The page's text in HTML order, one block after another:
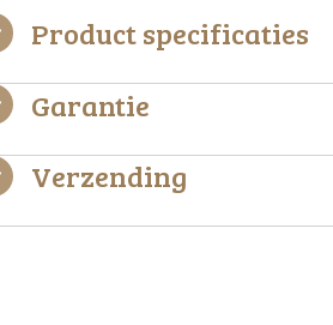
Product specificaties
Garantie
Verzending